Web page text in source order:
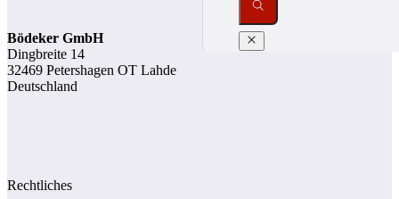
Bödeker GmbH
Dingbreite 14
32469 Petershagen OT Lahde
Deutschland
Rechtliches